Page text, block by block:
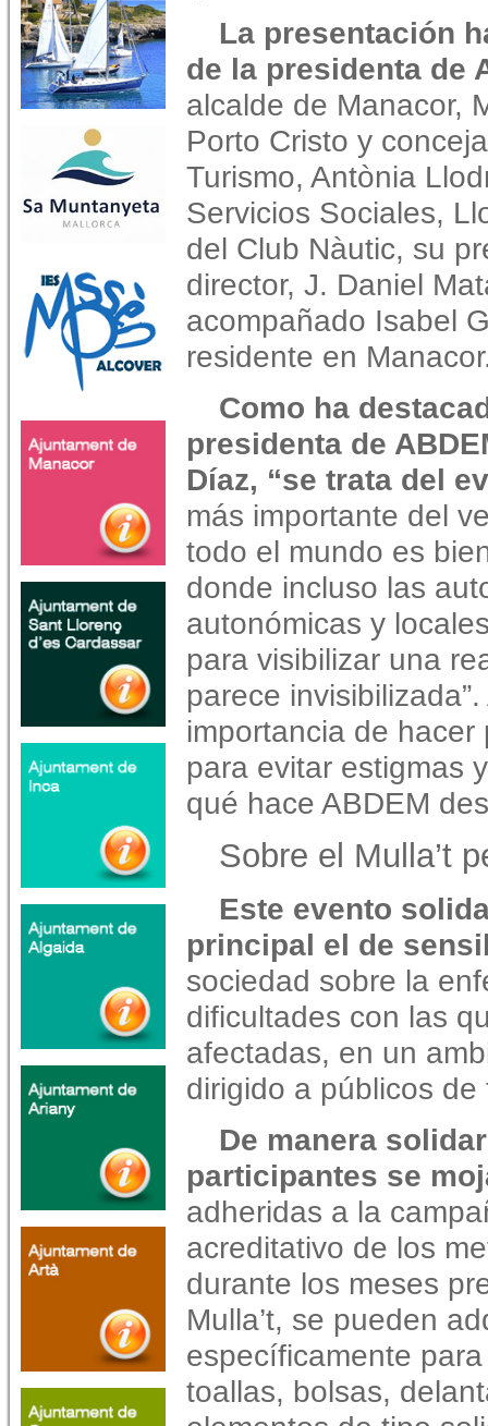
La presentación
de la presidenta de
alcalde de Manacor,
Porto Cristo y
Turismo, Antònia
Servicios Sociales,
del Club Nàutic, su
director, J. Daniel
acompañado Isabel
residente en
Como ha
presidenta de
Díaz, “se trata del ev
más importante del
todo el mundo es
donde incluso las
autonómicas y
para visibilizar una
parece
importancia de
para evitar estigmas
qué hace ABDEM
Sobre el Mulla’t
Este evento
principal el de
sociedad sobre la
dificultades con las
afectadas, en un
dirigido a públicos
De manera
participantes se
adheridas a la
acreditativo de los
durante los meses
Mulla’t, se pueden
específicamente
toallas, bolsas,